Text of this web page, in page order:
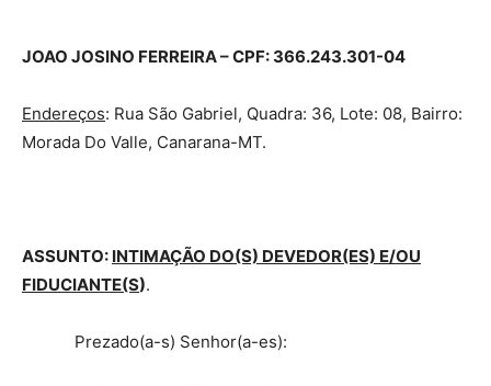
JOAO JOSINO FERREIRA– CPF: 366.243.301-04
Endereços: Rua São Gabriel, Quadra: 36, Lote: 08, Bairro:
Morada Do Valle, Canarana-MT.
ASSUNTO: INTIMAÇÃO DO(S) DEVEDOR(ES) E/OU
FIDUCIANTE(S).
Prezado(a-s) Senhor(a-es):